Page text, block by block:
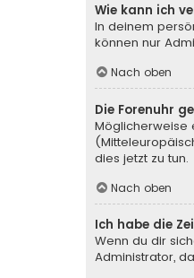
Wie kann ich
In deinem
können nur
Nach oben
Die Forenuhr
Möglicherweise
dies jetzt zu tun.
Nach oben
Ich habe die
Wenn du dir
Administrator,